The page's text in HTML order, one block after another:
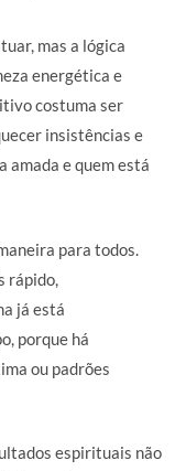
mas a lógica
energética e
costuma ser
insistências e
amada e quem está
para todos.
rápido,
já está
porque há
ou padrões
espirituais não